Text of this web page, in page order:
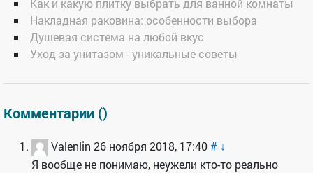
Как и какую плитку выбрать для ванной комнаты
Накладная раковина: особенности выбора
Душевая система на любой вкус
Уход за унитазом - уникальные советы
Комментарии ()
Valenlin 26 ноября 2018, 17:40# ↓
Я вообще не понимаю, неужели кто-то реально